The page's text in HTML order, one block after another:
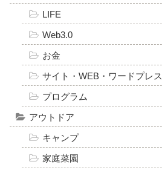
LIFE
Web3.0
お金
サイト・WEB・ワードプレス
プログラム
アウトドア
キャンプ
家庭菜園